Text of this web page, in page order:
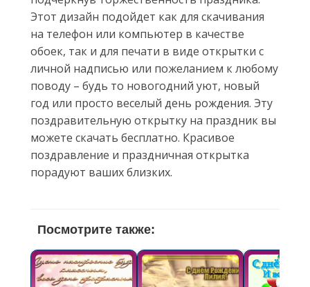
Этот дизайн подойдет как для скачивания
на телефон или компьютер в качестве
обоек, так и для печати в виде открытки с
личной надписью или пожеланием к любому
поводу – будь то новогодний уют, новый
год или просто веселый день рождения. Эту
поздравительную открытку на праздник вы
можете скачать бесплатно. Красивое
поздравление и праздничная открытка
порадуют ваших близких.
Посмотрите также: